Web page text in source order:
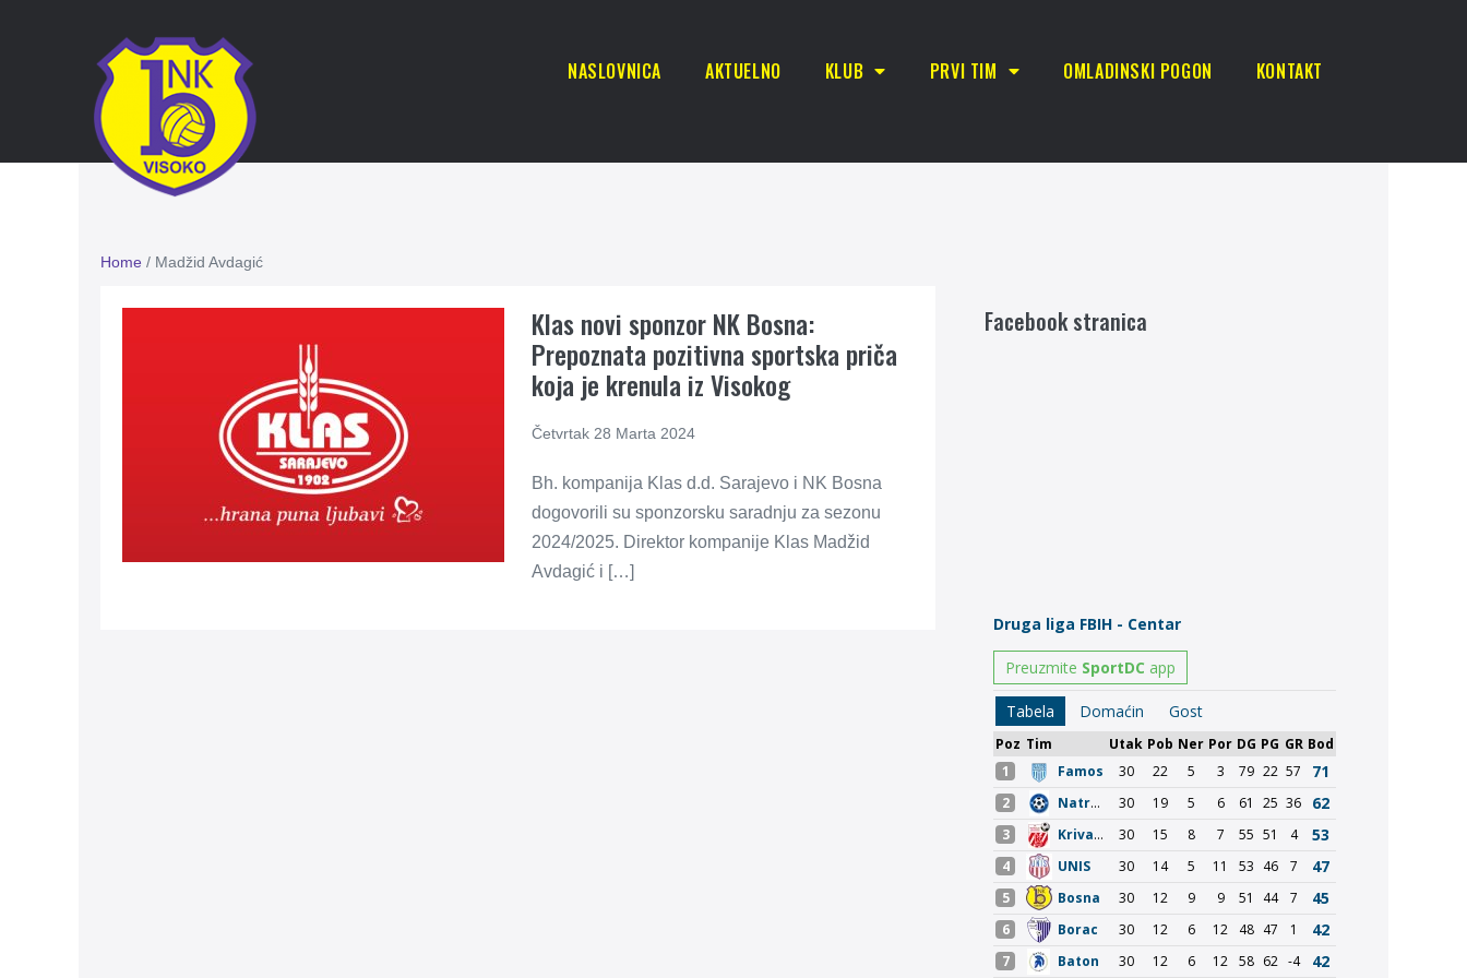
NASLOVNICA AKTUELNO KLUB PRVI TIM OMLADINSKI POGON KONTAKT
Home / Madžid Avdagić
Klas novi sponzor NK Bosna:
Prepoznata pozitivna sportska priča
koja je krenula iz Visokog
Četvrtak 28 Marta 2024
Bh. kompanija Klas d.d. Sarajevo i NK Bosna
dogovorili su sponzorsku saradnju za sezonu
2024/2025. Direktor kompanije Klas Madžid
Avdagić i […]
Facebook stranica